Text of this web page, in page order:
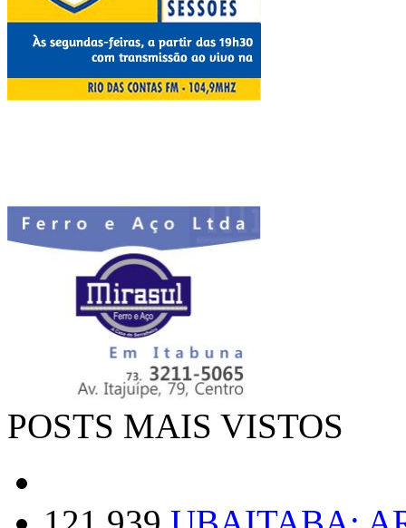
POSTS MAIS VISTOS